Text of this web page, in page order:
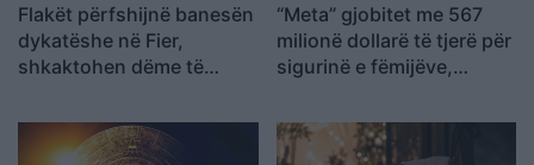
Flakët përfshijnë banesën
dykatëshe në Fier,
shkaktohen dëme të
“Meta” gjobitet me 567
milionë dollarë të tjerë për
sigurinë e fëmijëve,